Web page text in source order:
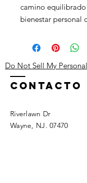
camino equilibrado
bienestar personal
Do Not Sell My
Contacto
Riverlawn Dr
Wayne, NJ. 07470